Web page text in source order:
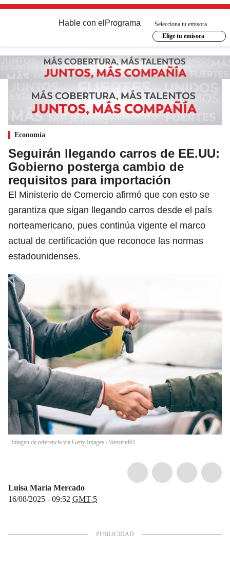
Hable con el Programa
Selecciona tu emisora
Elige tu emisora
Economía
Seguirán llegando carros de EE.UU:
Gobierno posterga cambio de
requisitos para importación
El Ministerio de Comercio afirmó que con esto se
garantiza que sigan llegando carros desde el país
norteamericano, pues continúa vigente el marco
actual de certificación que reconoce las normas
estadounidenses.
Imagen de referencia vía Getty Images / Westend61
Luisa María Mercado
16/08/2025 - 09:52 GMT-5